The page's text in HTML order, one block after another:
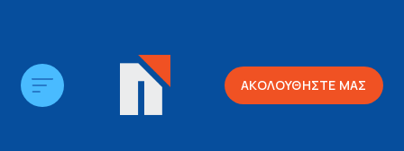
ΑΚΟΛΟΥΘΗΣΤΕ ΜΑΣ